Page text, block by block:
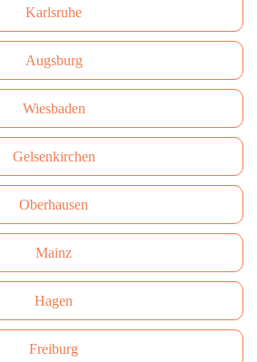
Karlsruhe
Augsburg
Wiesbaden
Gelsenkirchen
Oberhausen
Mainz
Hagen
Freiburg